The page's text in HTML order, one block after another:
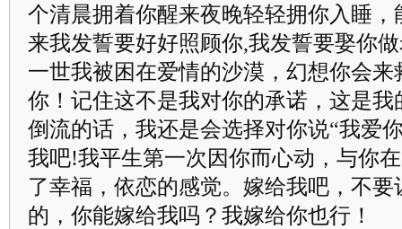
个清晨拥着你醒来夜晚轻轻拥你入睡
来我发誓要好好照顾你,我发誓要娶你
一世我被困在爱情的沙漠，幻想你会
你！记住这不是我对你的承诺，这是
倒流的话，我还是会选择对你说“我爱
我吧!我平生第一次因你而心动，与你
了幸福，依恋的感觉。嫁给我吧，不
的，你能嫁给我吗？我嫁给你也行！